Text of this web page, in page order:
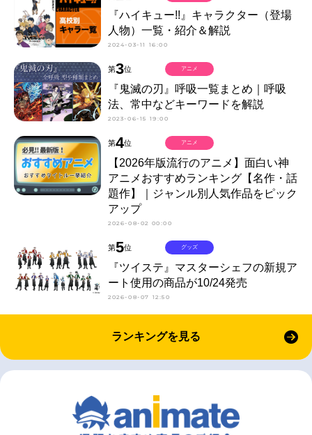
『ハイキュー!!』キャラクター（登場
人物）一覧・紹介＆解説
2024-03-11 16:00
第3位
『鬼滅の刃』呼吸一覧まとめ｜呼吸
法、常中などキーワードを解説
2023-06-15 19:00
アニメ
第4位
【2026年版流行のアニメ】面白い神
アニメおすすめランキング【名作・話
題作】｜ジャンル別人気作品をピック
アップ
2026-08-02 00:00
アニメ
第5位
『ツイステ』マスターシェフの新規ア
ート使用の商品が10/24発売
2026-08-07 12:50
グッズ
ランキングを見る